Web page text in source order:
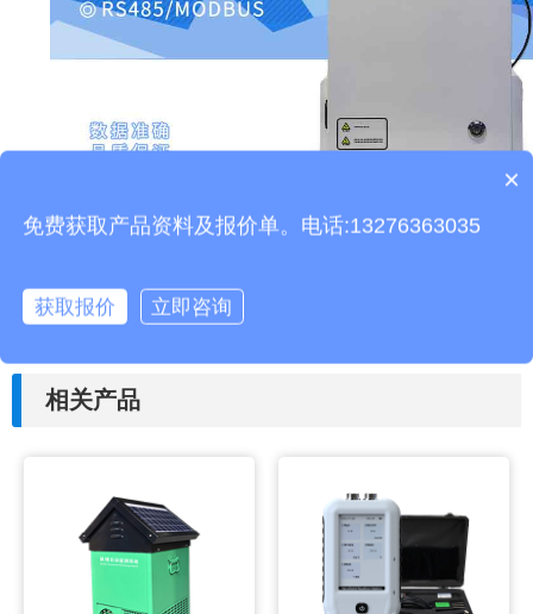
本文地址：http://www.thhjz.com/hy/861.html
上一篇：便携式风向风速仪的使用
下一篇：自动识别吸虫塔如何采集虫子?
相关产品
产品包含安装吗？
×
免费获取产品资料及报价单。电话:13276363035
获取报价 立即咨询